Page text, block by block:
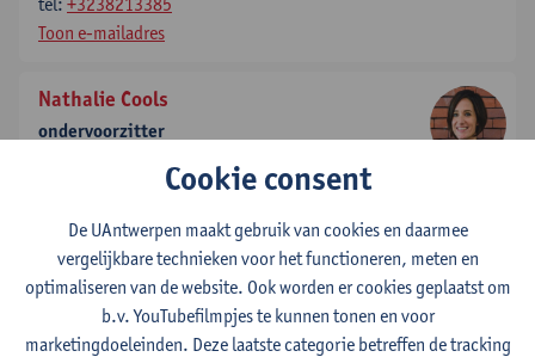
Toon e-mailadres
Nathalie Cools
ondervoorzitter
+3238213584
Pieter-Jan Guns
effectief stemgerechtigd lid
tel:+3232652784
Cookie consent
De UAntwerpen maakt gebruik van cookies en daarmee
vergelijkbare technieken voor het functioneren, meten en
optimaliseren van de website. Ook worden er cookies geplaatst om
b.v. YouTubefilmpjes te kunnen tonen en voor
marketingdoeleinden. Deze laatste categorie betreffen de tracking